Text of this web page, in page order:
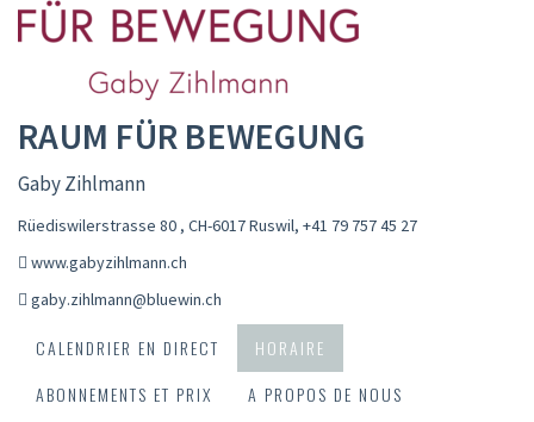
RAUM FÜR BEWEGUNG
Gaby Zihlmann
Rüediswilerstrasse 80 , CH-6017 Ruswil, +41 79 757 45 27
www.gabyzihlmann.ch
gaby.zihlmann@bluewin.ch
CALENDRIER EN DIRECT
HORAIRE
ABONNEMENTS ET PRIX
A PROPOS DE NOUS